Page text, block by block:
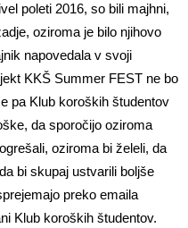
poleti 2016, so bili majhni,
oziroma je bilo njihovo
napovedala v svoji
KKŠ Summer FEST ne bo
pa Klub koroških študentov
da sporočijo oziroma
oziroma bi želeli, da
bi skupaj ustvarili boljše
preko emaila
Klub koroških študentov.